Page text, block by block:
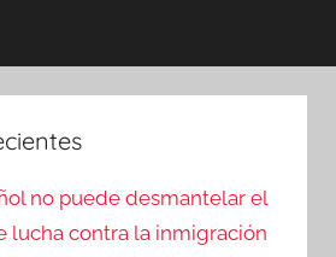
no puede desmantelar el
lucha contra la inmigración